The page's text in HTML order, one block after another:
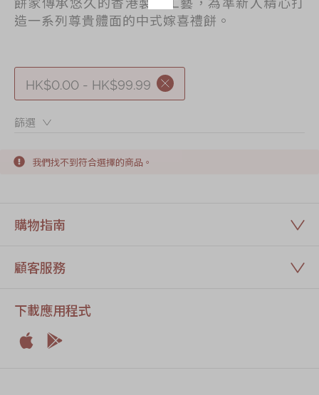
造一系列尊貴體面的中式嫁喜禮餅。
HK$0.00 - HK$99.99
篩選：
我們找不到符合選擇的商品。
購物指南
顧客服務
下載應用程式

